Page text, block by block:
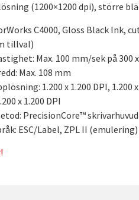
(1200×1200 dpi), större
C4000, Gloss Black Ink,
tillval)
Max. 100 mm/sek på 300
Max. 108 mm
1.200 x 1.200 DPI, 1.200
x 1.200 DPI
PrecisionCore™ skrivarhuvud
ESC/Label, ZPL II (emulering)